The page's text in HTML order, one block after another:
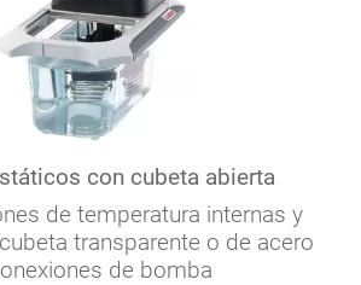
con cubeta abierta
de temperatura internas y
transparente o de acero
de bomba